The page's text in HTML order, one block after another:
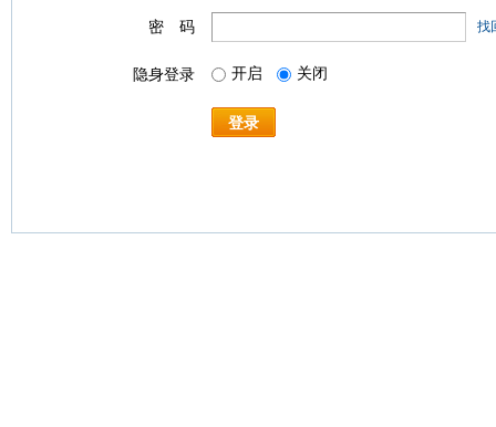
密 码 找
隐身登录 开启 关闭
登录